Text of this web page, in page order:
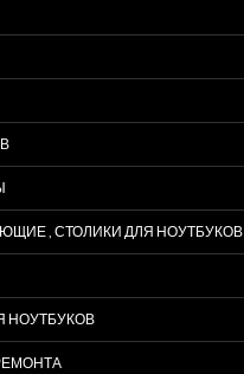
, СТОЛИКИ ДЛЯ НОУТБУКОВ
НОУТБУКОВ